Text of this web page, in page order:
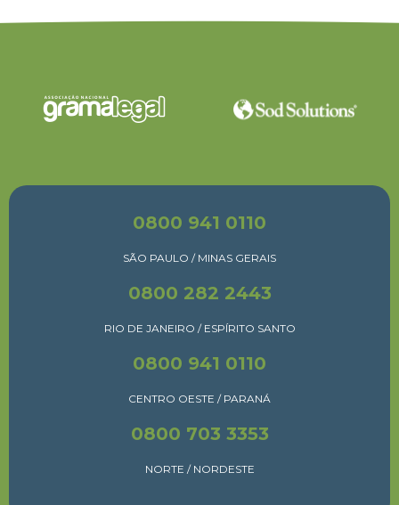
0800 941 0110
SÃO PAULO / MINAS GERAIS
0800 282 2443
RIO DE JANEIRO / ESPÍRITO SANTO
0800 941 0110
CENTRO OESTE / PARANÁ
0800 703 3353
NORTE / NORDESTE